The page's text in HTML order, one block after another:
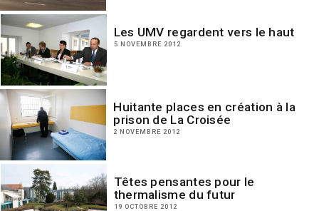
Les UMV regardent vers le haut
5 NOVEMBRE 2012
Huitante places en création à la
prison de La Croisée
2 NOVEMBRE 2012
Têtes pensantes pour le
thermalisme du futur
19 OCTOBRE 2012